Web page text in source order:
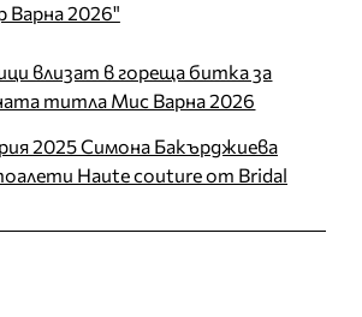
2026"
влизат в гореща битка за
титла Мис Варна 2026
2025 Симона Бакърджиева
Haute couture от Bridal